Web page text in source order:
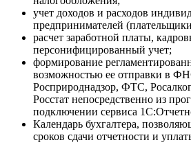
учет доходов и расходов
предпринимателей
расчет заработной платы,
персонифицированный учет;
формирование
возможностью ее отправки в
Росприроднадзор, ФТС,
Росстат непосредственно из
подключении сервиса
Календарь бухгалтера,
сроков сдачи отчетности и